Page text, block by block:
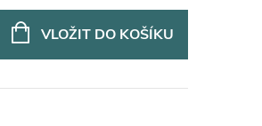
VLOŽIT DO KOŠÍKU